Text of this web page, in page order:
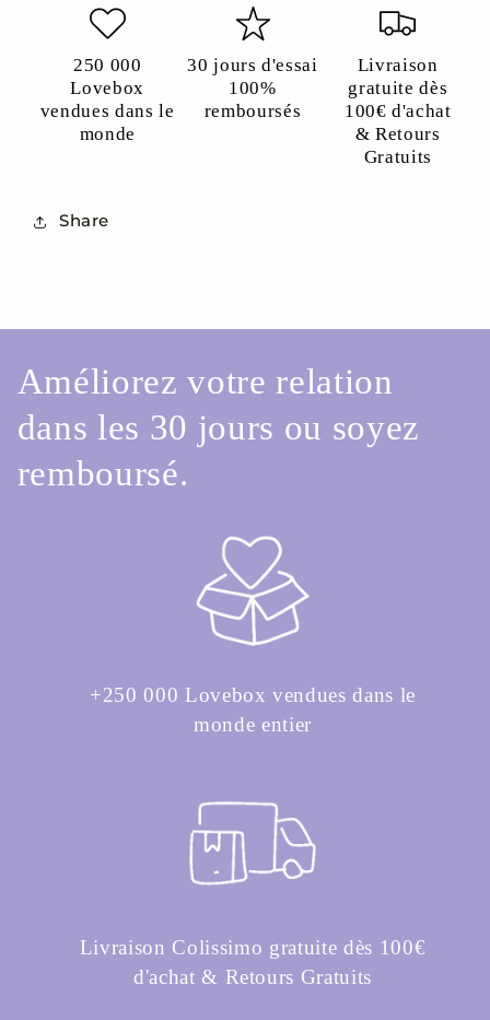
250 000
Lovebox
vendues dans le
monde
30 jours d'essai
100%
remboursés
Livraison
gratuite dès
100€ d'achat
& Retours
Gratuits
Share
Améliorez votre relation
dans les 30 jours ou soyez
remboursé.
+250 000 Lovebox vendues dans le
monde entier
Livraison Colissimo gratuite dès 100€
d'achat & Retours Gratuits